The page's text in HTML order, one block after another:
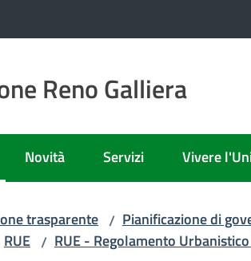
Reno Galliera
Novità Servizi Vivere
trasparente / Pianificazione di
RUE / RUE - Regolamento